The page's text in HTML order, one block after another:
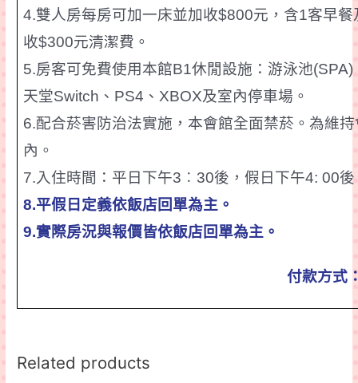
4.雙人房每房可加一床並加收$800元，含1客早餐
收$300元清潔費。
5.房客可免費使用本館B1休閒設施：游泳池(SPA)
天堂Switch 、 PS4 、XBOX及室內停車場。
6.配合菸害防治法實施，本會館全面禁菸 。為維
內。
7.入住時間：平日下午3 ︰ 30後，假日下午4: 00後
8.平假日定義依飯店回單為主。
9.實際房況與報價皆依飯店回單為主。
付款方式
Related products